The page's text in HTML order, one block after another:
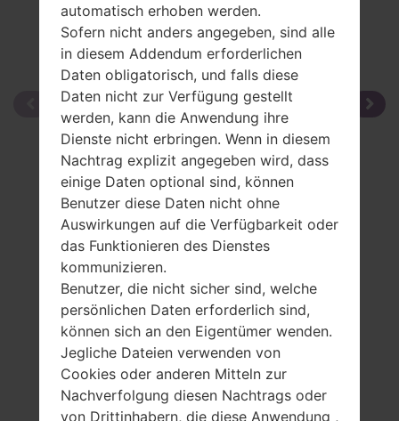
automatisch erhoben werden.
Sofern nicht anders angegeben, sind alle
in diesem Addendum erforderlichen
Daten obligatorisch, und falls diese
Daten nicht zur Verfügung gestellt
werden, kann die Anwendung ihre
Dienste nicht erbringen. Wenn in diesem
Nachtrag explizit angegeben wird, dass
einige Daten optional sind, können
Benutzer diese Daten nicht ohne
Auswirkungen auf die Verfügbarkeit oder
das Funktionieren des Dienstes
kommunizieren.
Benutzer, die nicht sicher sind, welche
persönlichen Daten erforderlich sind,
können sich an den Eigentümer wenden.
Jegliche Dateien verwenden von
Cookies oder anderen Mitteln zur
Nachverfolgung diesen Nachtrags oder
von Drittinhabern, die diese Anwendung ,